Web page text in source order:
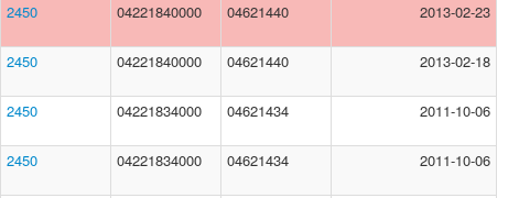
2450 04221840000 04621440 2013-02-23
2450 04221840000 04621440 2013-02-18
2450 04221834000 04621434 2011-10-06
2450 04221834000 04621434 2011-10-06